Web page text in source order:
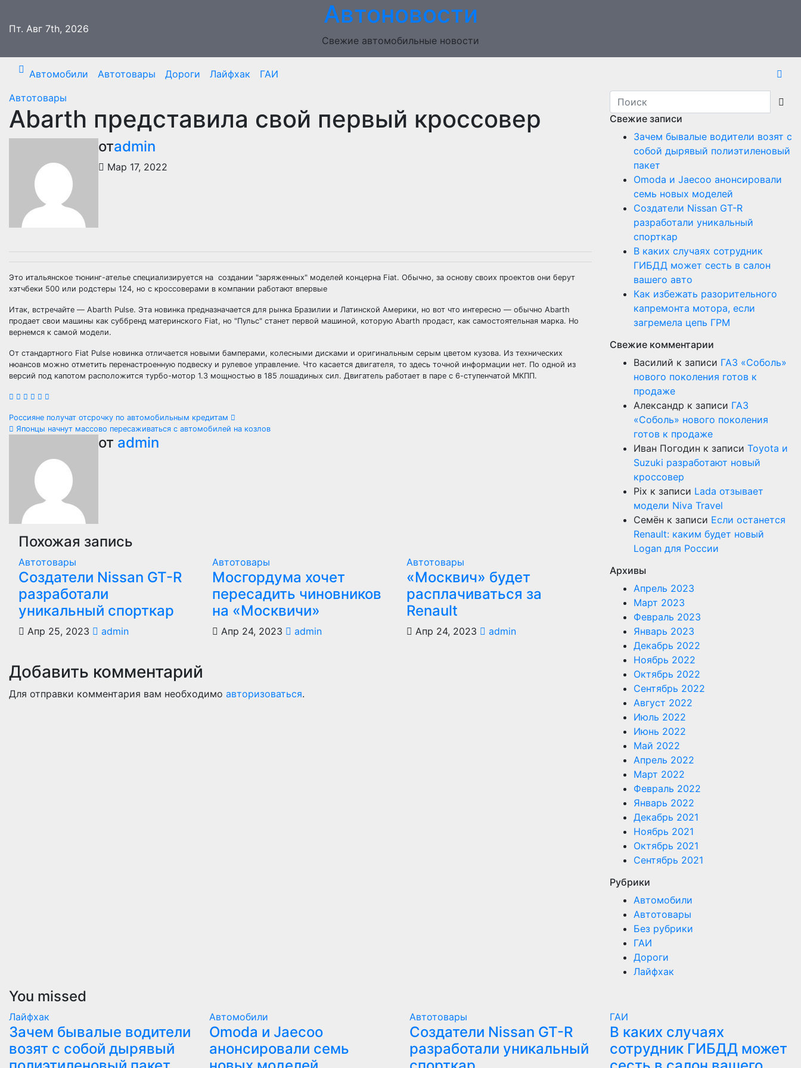
содержимому
Пт. Авг 7th, 2026 Автоновости
Свежие автомобильные новости
Автомобили Автотовары Дороги Лайфхак
ГАИ
Автотовары
Abarth представила свой первый кроссовер
отadmin
Мар 17, 2022
Это итальянское тюнинг-ателье специализируется на создании "заряженных" моделей концерна Fiat. Обычно, за основу своих проектов они берут
хэтчбеки 500 или родстеры 124, но с кроссоверами в компании работают впервые
Итак, встречайте — Abarth Pulse. Эта новинка предназначается для рынка Бразилии и Латинской Америки, но вот что интересно — обычно Abarth
продает свои машины как суббренд материнского Fiat, но "Пульс" станет первой машиной, которую Abarth продаст, как самостоятельная марка. Но
вернемся к самой модели.
От стандартного Fiat Pulse новинка отличается новыми бамперами, колесными дисками и оригинальным серым цветом кузова. Из технических
нюансов можно отметить перенастроенную подвеску и рулевое управление. Что касается двигателя, то здесь точной информации нет. По одной из
версий под капотом расположится турбо-мотор 1.3 мощностью в 185 лошадиных сил. Двигатель работает в паре с 6-ступенчатой МКПП.
Навигация
записям
Россияне получат отсрочку по автомобильным кредитам
Японцы начнут массово пересаживаться с автомобилей на козлов
от admin
Похожая запись
Автотовары
Создатели Nissan GT-R
разработали
уникальный спорткар
Апр 25, 2023 admin
Автотовары
Мосгордума хочет
пересадить чиновников
на «Москвичи»
Апр 24, 2023 admin
Автотовары
«Москвич» будет
расплачиваться за
Renault
Апр 24, 2023 admin
Добавить комментарий
Для отправки комментария вам необходимо авторизоваться.
Свежие записи
Зачем бывалые водители возят с
собой дырявый полиэтиленовый
пакет
Оmoda и Jaecoo анонсировали
семь новых моделей
Создатели Nissan GT-R
разработали уникальный
спорткар
В каких случаях сотрудник
ГИБДД может сесть в салон
вашего авто
Как избежать разорительного
капремонта мотора, если
загремела цепь ГРМ
Свежие комментарии
Василий к записи ГАЗ «Соболь»
нового поколения готов к
продаже
Александр к записи ГАЗ
«Соболь» нового поколения
готов к продаже
Иван Погодин к записи Toyota и
Suzuki разработают новый
кроссовер
Pix к записи Lada отзывает
модели Niva Travel
Семён к записи Если останется
Renault: каким будет новый
Logan для России
Архивы
Апрель 2023
Март 2023
Февраль 2023
Январь 2023
Декабрь 2022
Ноябрь 2022
Октябрь 2022
Сентябрь 2022
Август 2022
Июль 2022
Июнь 2022
Май 2022
Апрель 2022
Март 2022
Февраль 2022
Январь 2022
Декабрь 2021
Ноябрь 2021
Октябрь 2021
Сентябрь 2021
Рубрики
Автомобили
Автотовары
Без рубрики
ГАИ
Дороги
Лайфхак
You missed
Лайфхак
Зачем бывалые водители
возят с собой дырявый
Автомобили
Оmoda и Jaecoo
анонсировали семь
Автотовары
Создатели Nissan GT-R
разработали уникальный
ГАИ
В каких случаях
сотрудник ГИБДД может